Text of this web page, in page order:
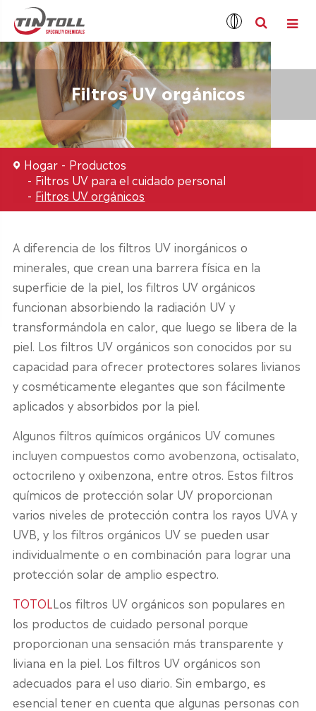
Filtros UV orgánicos
Hogar
Productos
Filtros UV para el cuidado personal
Filtros UV orgánicos
A diferencia de los filtros UV inorgánicos o
minerales, que crean una barrera física en la
superficie de la piel, los filtros UV orgánicos
funcionan absorbiendo la radiación UV y
transformándola en calor, que luego se libera de la
piel. Los filtros UV orgánicos son conocidos por su
capacidad para ofrecer protectores solares livianos
y cosméticamente elegantes que son fácilmente
aplicados y absorbidos por la piel.
Algunos filtros químicos orgánicos UV comunes
incluyen compuestos como avobenzona, octisalato,
octocrileno y oxibenzona, entre otros. Estos filtros
químicos de protección solar UV proporcionan
varios niveles de protección contra los rayos UVA y
UVB, y los filtros orgánicos UV se pueden usar
individualmente o en combinación para lograr una
protección solar de amplio espectro.
TOTOL Los filtros UV orgánicos son populares en
los productos de cuidado personal porque
proporcionan una sensación más transparente y
liviana en la piel. Los filtros UV orgánicos son
adecuados para el uso diario. Sin embargo, es
esencial tener en cuenta que algunas personas con